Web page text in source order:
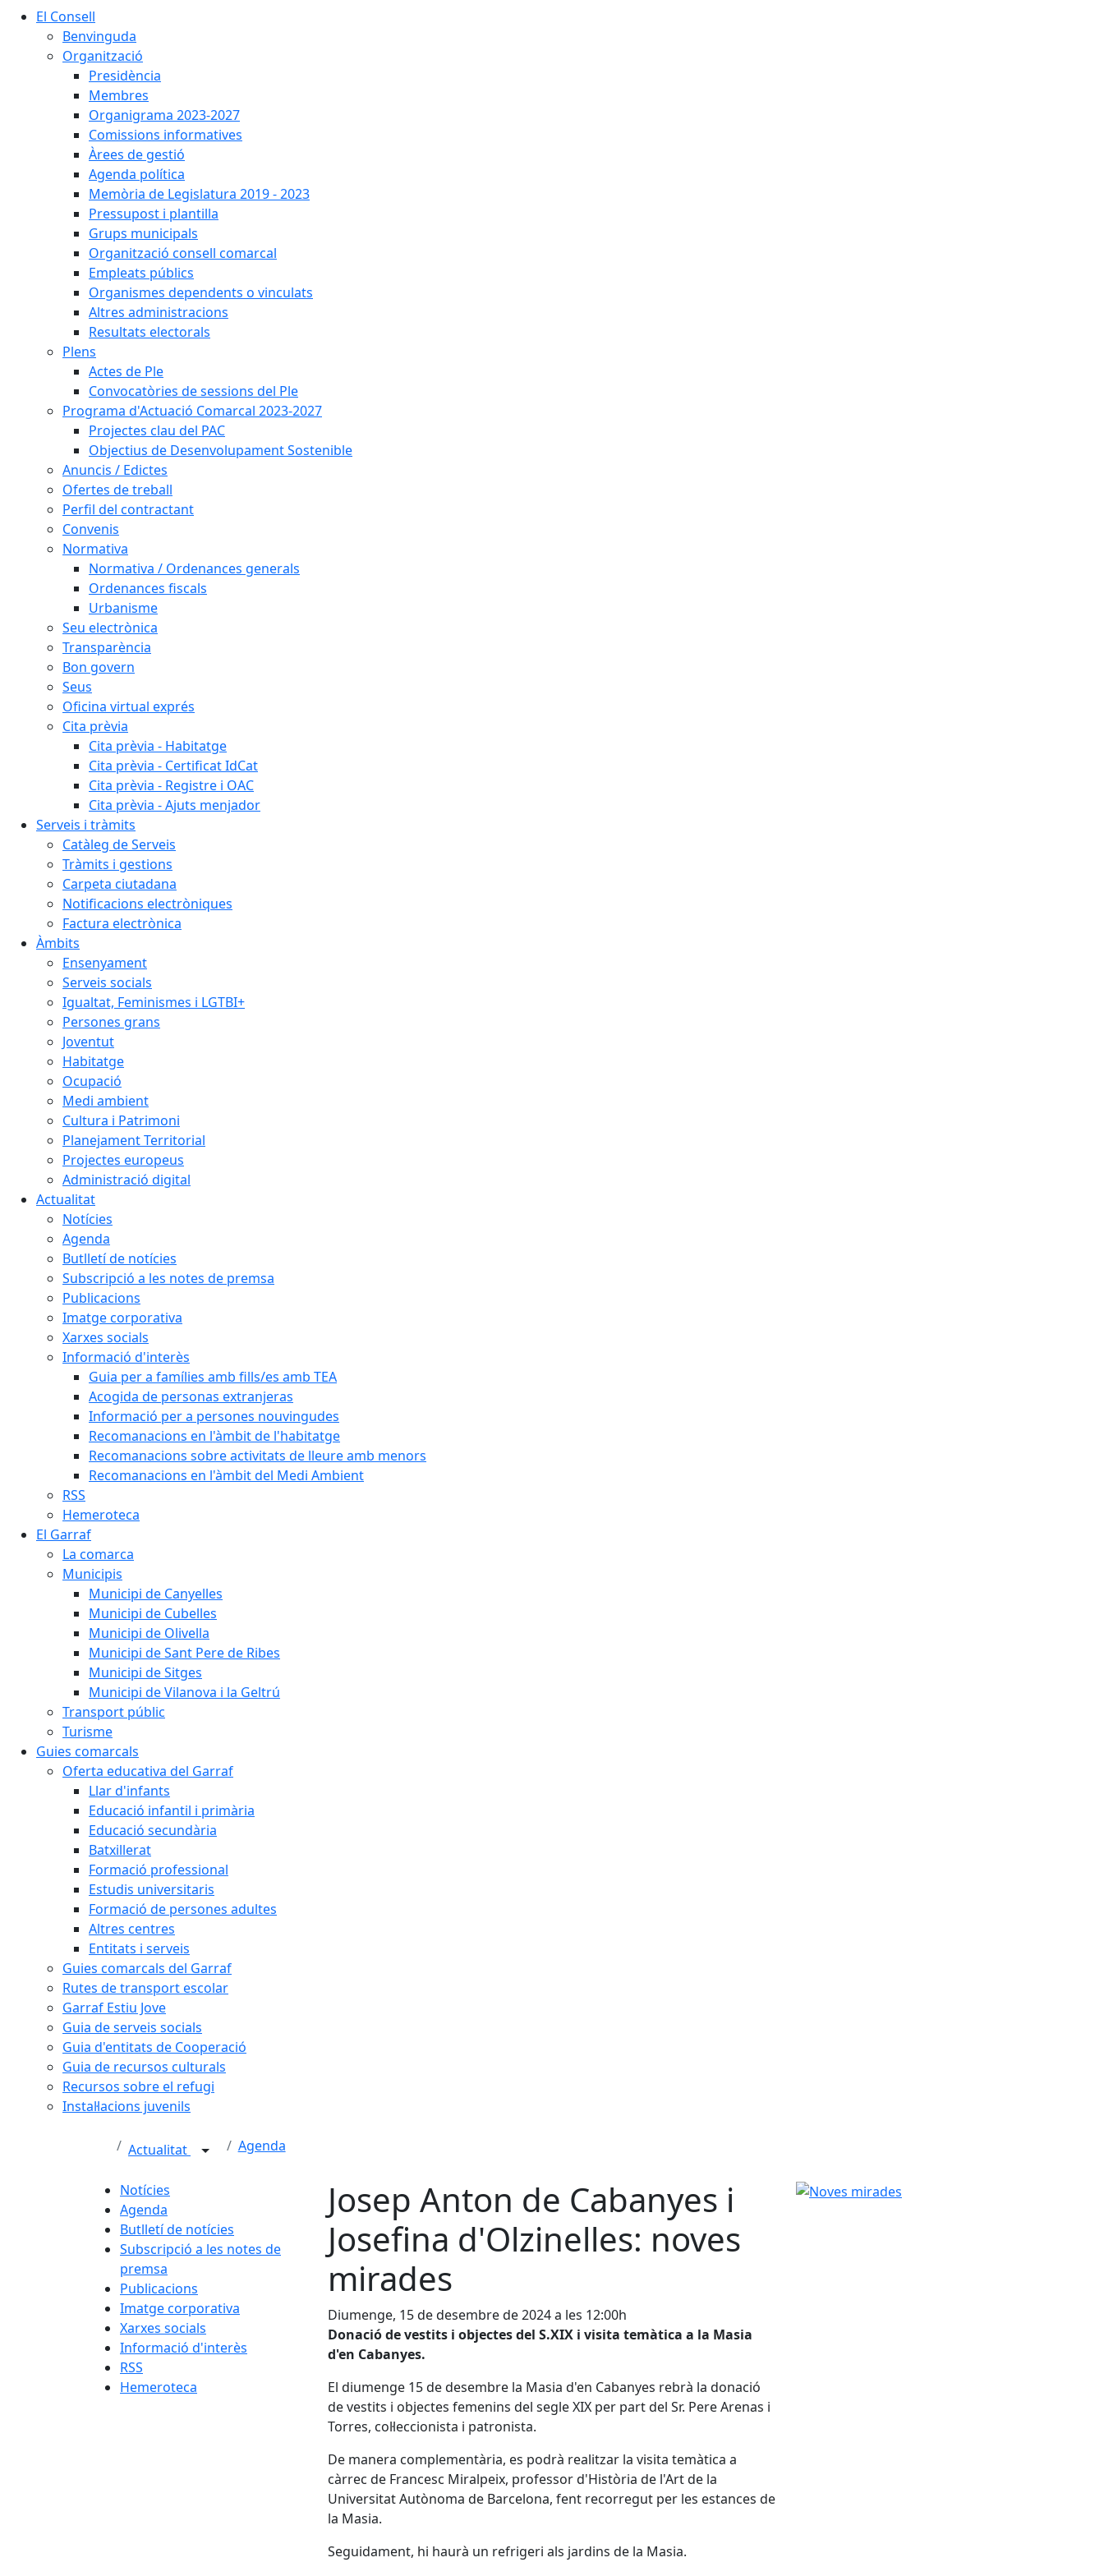
El Consell
Benvinguda
Organització
Presidència
Membres
Organigrama 2023-2027
Comissions informatives
Àrees de gestió
Agenda política
Memòria de Legislatura 2019 - 2023
Pressupost i plantilla
Grups municipals
Organització consell comarcal
Empleats públics
Organismes dependents o vinculats
Altres administracions
Resultats electorals
Plens
Actes de Ple
Convocatòries de sessions del Ple
Programa d'Actuació Comarcal 2023-2027
Projectes clau del PAC
Objectius de Desenvolupament Sostenible
Anuncis / Edictes
Ofertes de treball
Perfil del contractant
Convenis
Normativa
Normativa / Ordenances generals
Ordenances fiscals
Urbanisme
Seu electrònica
Transparència
Bon govern
Seus
Oficina virtual exprés
Cita prèvia
Cita prèvia - Habitatge
Cita prèvia - Certificat IdCat
Cita prèvia - Registre i OAC
Cita prèvia - Ajuts menjador
Serveis i tràmits
Catàleg de Serveis
Tràmits i gestions
Carpeta ciutadana
Notificacions electròniques
Factura electrònica
Àmbits
Ensenyament
Serveis socials
Igualtat, Feminismes i LGTBI+
Persones grans
Joventut
Habitatge
Ocupació
Medi ambient
Cultura i Patrimoni
Planejament Territorial
Projectes europeus
Administració digital
Actualitat
Notícies
Agenda
Butlletí de notícies
Subscripció a les notes de premsa
Publicacions
Imatge corporativa
Xarxes socials
Informació d'interès
Guia per a famílies amb fills/es amb TEA
Acogida de personas extranjeras
Informació per a persones nouvingudes
Recomanacions en l'àmbit de l'habitatge
Recomanacions sobre activitats de lleure amb menors
Recomanacions en l'àmbit del Medi Ambient
RSS
Hemeroteca
El Garraf
La comarca
Municipis
Municipi de Canyelles
Municipi de Cubelles
Municipi de Olivella
Municipi de Sant Pere de Ribes
Municipi de Sitges
Municipi de Vilanova i la Geltrú
Transport públic
Turisme
Guies comarcals
Oferta educativa del Garraf
Llar d'infants
Educació infantil i primària
Educació secundària
Batxillerat
Formació professional
Estudis universitaris
Formació de persones adultes
Altres centres
Entitats i serveis
Guies comarcals del Garraf
Rutes de transport escolar
Garraf Estiu Jove
Guia de serveis socials
Guia d'entitats de Cooperació
Guia de recursos culturals
Recursos sobre el refugi
Instal·lacions juvenils
Actualitat Agenda
Notícies
Agenda
Butlletí de notícies
Subscripció a les notes de
premsa
Publicacions
Imatge corporativa
Xarxes socials
Informació d'interès
RSS
Hemeroteca
Josep Anton de Cabanyes i
Josefina d'Olzinelles: noves
mirades
Diumenge, 15 de desembre de 2024 a les 12:00h
Donació de vestits i objectes del S.XIX i visita temàtica a la Masia
d'en Cabanyes.
El diumenge 15 de desembre la Masia d'en Cabanyes rebrà la donació
de vestits i objectes femenins del segle XIX per part del Sr. Pere Arenas i
Torres, col·leccionista i patronista.
De manera complementària, es podrà realitzar la visita temàtica a
càrrec de Francesc Miralpeix, professor d'Història de l'Art de la
Universitat Autònoma de Barcelona, fent recorregut per les estances de
la Masia.
Seguidament, hi haurà un refrigeri als jardins de la Masia.
Noves mirades